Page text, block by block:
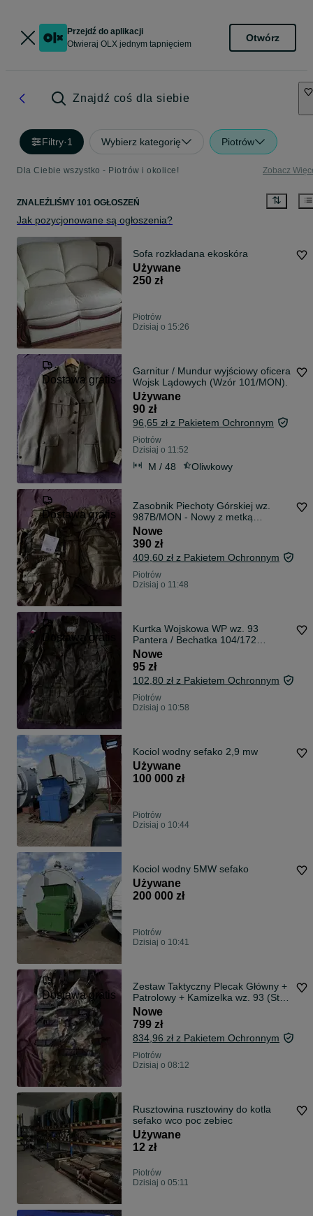
Przejdź do aplikacji
Otwieraj OLX jednym tapnięciem
Otwórz
Znajdź coś dla siebie
Filtry·1 Wybierz kategorię Piotrów
Dla Ciebie wszystko - Piotrów i okolice! Zobacz
ZNALEŹLIŚMY 101 OGŁOSZEŃ
Jak pozycjonowane są ogłoszenia?
Sofa rozkładana ekoskóra
Używane
250 zł
Piotrów
Dzisiaj o 15:26
Dostawa gratis
Garnitur / Mundur wyjściowy oficera
Wojsk Lądowych (Wzór 101/MON).
Używane
90 zł
96,65 zł z Pakietem Ochronnym
Piotrów
Dzisiaj o 11:52
M / 48 Oliwkowy
Dostawa gratis
Zasobnik Piechoty Górskiej wz.
987B/MON - Nowy z metką
(Zestaw)
Nowe
390 zł
409,60 zł z Pakietem Ochronnym
Piotrów
Dzisiaj o 11:48
Dostawa gratis
Kurtka Wojskowa WP wz. 93
Pantera / Bechatka 104/172
Wybrzeże
Nowe
95 zł
102,80 zł z Pakietem Ochronnym
Piotrów
Dzisiaj o 10:58
Kociol wodny sefako 2,9 mw
Używane
100 000 zł
Piotrów
Dzisiaj o 10:44
Kociol wodny 5MW sefako
Używane
200 000 zł
Piotrów
Dzisiaj o 10:41
Dostawa gratis
Zestaw Taktyczny Plecak Główny +
Patrolowy + Kamizelka wz. 93 (Styl
FILBE/ILBE) - ASG, Militaria
Nowe
799 zł
834,96 zł z Pakietem Ochronnym
Piotrów
Dzisiaj o 08:12
Rusztowina rusztowiny do kotla
sefako wco poc zebiec
Używane
12 zł
Piotrów
Dzisiaj o 05:11